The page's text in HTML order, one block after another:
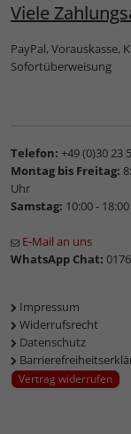
Viele
PayPal, Vorauskasse,
Sofortüberweisung
Telefon: +49 (0)30 23
Montag bis Freitag:
Uhr
Samstag: 10:00 -
E-Mail an uns
WhatsApp Chat:
Impressum
Widerrufsrecht
Datenschutz
Vertrag widerrufen